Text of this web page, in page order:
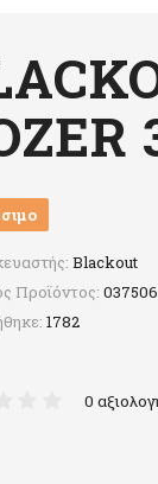
Blackout
Προϊόντος: 037506
1782
0